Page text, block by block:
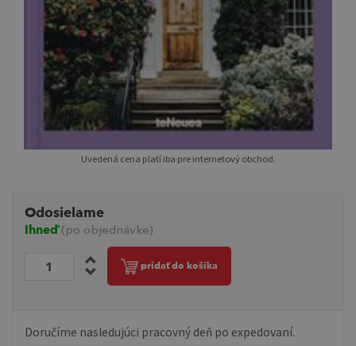
Uvedená cena platí iba pre internetový obchod.
Odosielame
Ihneď(po objednávke)
pridať do košíka
Doručíme nasledujúci pracovný deň po expedovaní.